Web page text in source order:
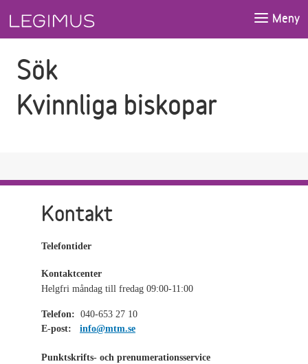
Meny
Sök
Kvinnliga biskopar
Kontakt
Telefontider
Kontaktcenter
Helgfri måndag till fredag 09:00-11:00
Telefon: 040-653 27 10
E-post:
info@mtm.se
Punktskrifts- och prenumerationsservice